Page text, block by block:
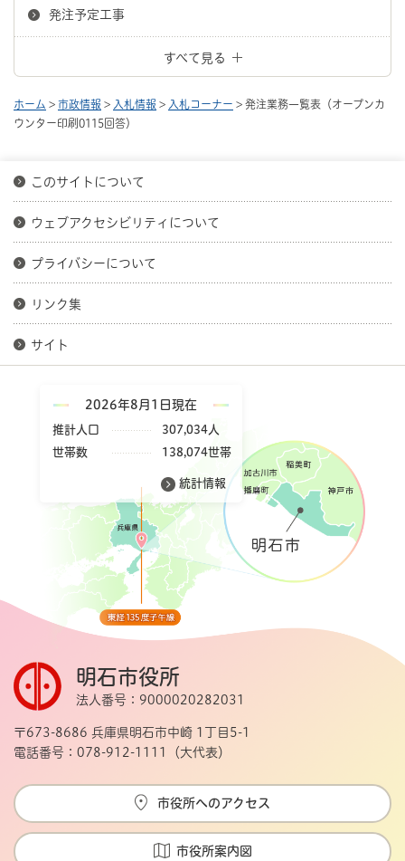
発注予定工事
すべて見る
ホーム > 市政情報 > 入札情報 > 入札コーナー > 発注業務一覧表（オープンカ
ウンター印刷0115回答）
このサイトについて
ウェブアクセシビリティについて
プライバシーについて
リンク集
サイト
2026年8月1日現在
推計人口
307,034人
世帯数
138,074世帯
統計情報
明石市役所
法人番号：9000020282031
〒673-8686 兵庫県明石市中崎 1丁目5-1
電話番号：078-912-1111（大代表）
市役所へのアクセス
市役所案内図